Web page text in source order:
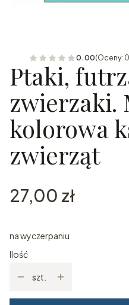
0.00(Oceny:
Ptaki,
zwierzaki.
kolorowa
zwierząt
Cena
27,00 zł
na wyczerpaniu
Ilość
szt.